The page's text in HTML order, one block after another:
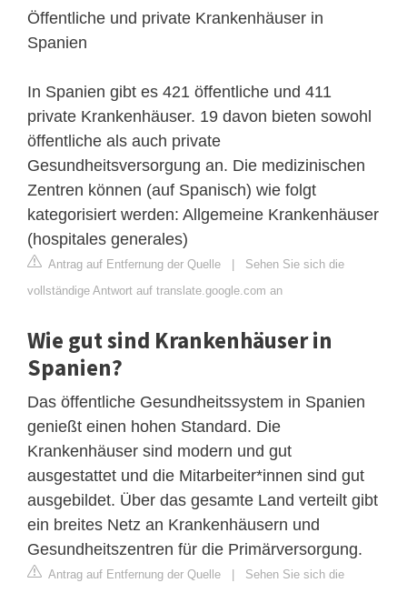
Öffentliche und private Krankenhäuser in
Spanien
In Spanien gibt es 421 öffentliche und 411
private Krankenhäuser. 19 davon bieten sowohl
öffentliche als auch private
Gesundheitsversorgung an. Die medizinischen
Zentren können (auf Spanisch) wie folgt
kategorisiert werden: Allgemeine Krankenhäuser
(hospitales generales)
Antrag auf Entfernung der Quelle
Sehen Sie sich die
vollständige Antwort auf translate.google.com an
Wie gut sind Krankenhäuser in
Spanien?
Das öffentliche Gesundheitssystem in Spanien
genießt einen hohen Standard. Die
Krankenhäuser sind modern und gut
ausgestattet und die Mitarbeiter*innen sind gut
ausgebildet. Über das gesamte Land verteilt gibt
ein breites Netz an Krankenhäusern und
Gesundheitszentren für die Primärversorgung.
Antrag auf Entfernung der Quelle
Sehen Sie sich die